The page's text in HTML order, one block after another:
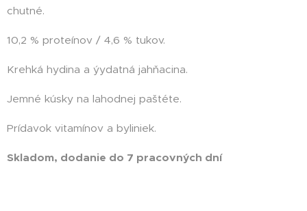
chutné.
10,2 % proteínov / 4,6 % tukov.
Krehká hydina a ýydatná jahňacina.
Jemné kúsky na lahodnej paštéte.
Prídavok vitamínov a byliniek.
Skladom, dodanie do 7 pracovných dní